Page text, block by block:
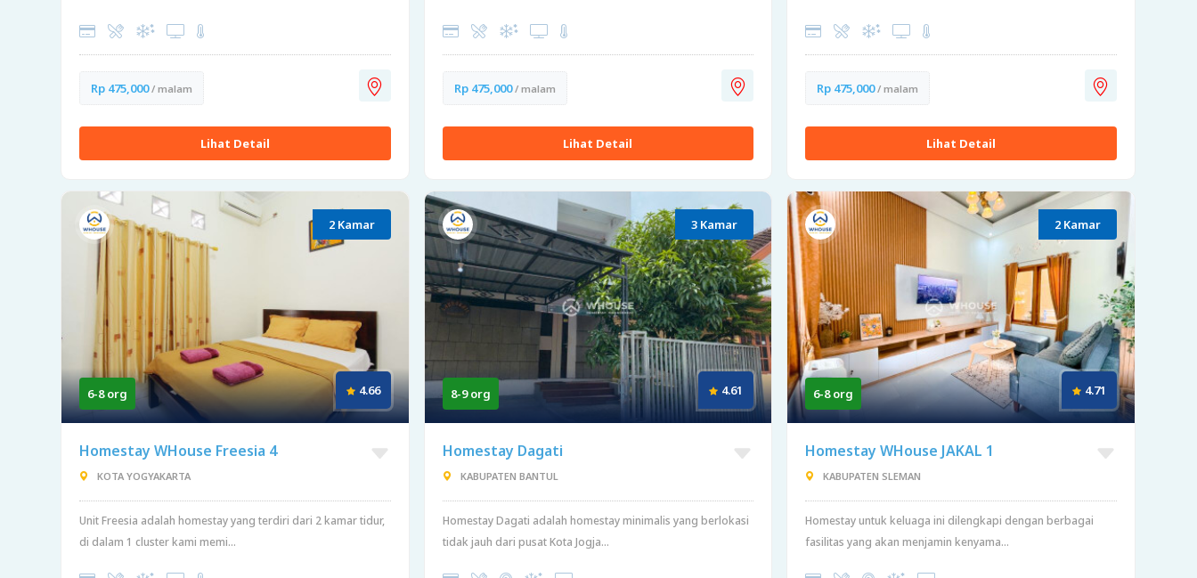
Rp 475,000/ malam
Lihat Detail
Rp 475,000/ malam
Lihat Detail
Rp 475,000/ malam
Lihat Detail
2 Kamar
6-8 org 4.66
Homestay WHouse Freesia 4
KOTA YOGYAKARTA
Unit Freesia adalah homestay yang terdiri dari 2 kamar tidur,
di dalam 1 cluster kami memi...
3 Kamar
8-9 org 4.61
Homestay Dagati
KABUPATEN BANTUL
Homestay Dagati adalah homestay minimalis yang berlokasi
tidak jauh dari pusat Kota Jogja...
2 Kamar
6-8 org 4.71
Homestay WHouse JAKAL 1
KABUPATEN SLEMAN
Homestay untuk keluaga ini dilengkapi dengan berbagai
fasilitas yang akan menjamin kenyama...